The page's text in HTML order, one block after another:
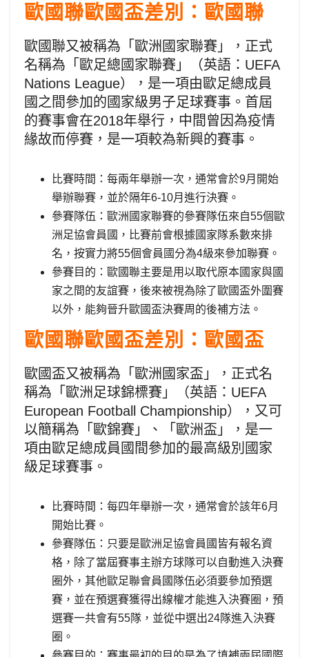
歐國聯歐國盃差別：歐國聯
歐國聯又被稱為「歐洲國家聯賽」，正式
名稱為「歐足總國家聯賽」（英語：UEFA
Nations League），是一項由歐足總成員
國之間參加的國家級男子足球賽事。首屆
的賽事會在2018年舉行，中間曾因為疫情
緣故而停賽，是一項較為新興的賽事。
比賽時間：每兩年舉辦一次，通常會於9月開始
舉辦聯賽，並於隔年6-10月進行決賽。
參賽隊伍：歐洲國家聯賽的參賽隊伍來自55個歐
洲足協會員國，比賽前會根據國家隊系數來排
名，按實力將55個會員國分為4級來參加聯賽。
參賽目的：歐國聯主要是用以取代原本國家與國
家之間的友誼賽，後來被視為除了歐國盃外圍賽
以外，能夠晉升歐國盃決賽周的後補方法。
歐國聯歐國盃差別：歐國盃
歐國盃又被稱為「歐洲國家盃」，正式名
稱為「歐洲足球錦標賽」（英語：UEFA
European Football Championship），又可
以簡稱為「歐錦賽」、「歐洲盃」，是一
項由歐足總成員國間參加的最高級別國家
級足球賽事。
比賽時間：每四年舉辦一次，通常會於該年6月
開始比賽。
參賽隊伍：只要是歐洲足協會員國皆有報名資
格，除了當屆賽事主辦方球隊可以自動進入決賽
圈外，其他歐足聯會員國隊伍必須要參加預選
賽，並在預選賽獲得出線權才能進入決賽圈，預
選賽一共會有55隊，並從中選出24隊進入決賽
圈。